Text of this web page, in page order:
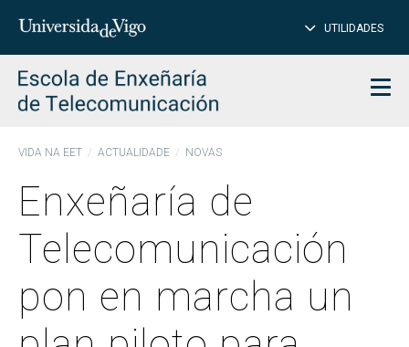
Introduce
para
buscar
UTILIDADES
VIDA NA EET ACTUALIDADE NOVAS
Enxeñaría de
Telecomunicación
pon en marcha un